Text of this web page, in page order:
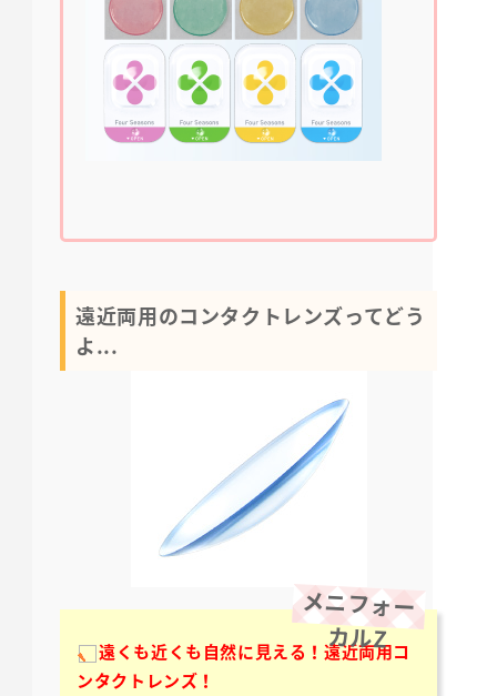
遠近両用のコンタクトレンズってどう
よ...
メニフォー
カルZ
遠くも近くも自然に見える！遠近両用コ
ンタクトレンズ！